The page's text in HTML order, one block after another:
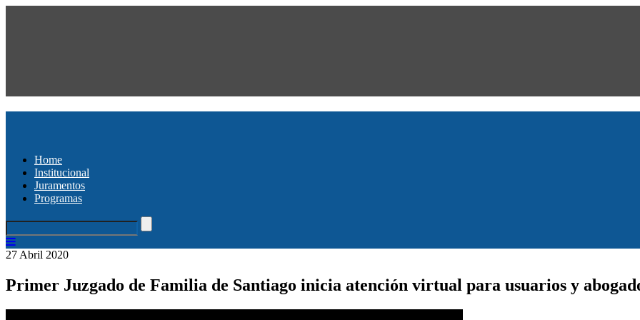
Home
Institucional
Juramentos
Programas
27 Abril 2020
Primer Juzgado de Familia de Santiago inicia atención virtual para usuarios y